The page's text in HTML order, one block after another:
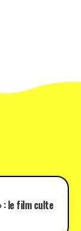
: le film culte